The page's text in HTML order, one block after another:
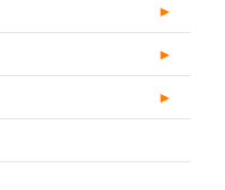
►
►
►